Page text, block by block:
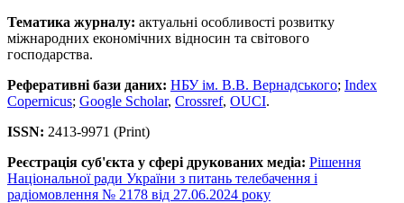
Тематика журналу: актуальні особливості розвитку
міжнародних економічних відносин та світового
господарства.
Реферативні бази даних: НБУ ім. В.В. Вернадського; Index
Copernicus; Google Scholar, Crossref, OUCI.
ISSN: 2413-9971 (Print)
Реєстрація суб'єкта у сфері друкованих медіа: Рішення
Національної ради України з питань телебачення і
радіомовлення № 2178 від 27.06.2024 року